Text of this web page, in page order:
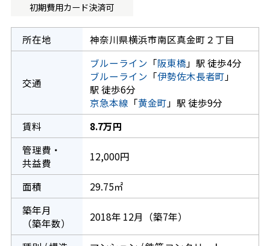
初期費用カード決済可
所在地 神奈川県横浜市南区真金町２丁目
交通
ブルーライン 「阪東橋 」駅 徒歩4分
ブルーライン 「伊勢佐木長者町 」
駅 徒歩6分
京急本線 「黄金町 」駅 徒歩9分
賃料
8.7万円
管理費・
共益費
12,000円
面積
29.75㎡
築年月
（築年数）
2018年 12月（築7年）